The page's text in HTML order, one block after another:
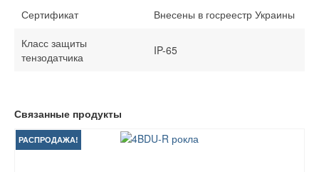
Сертификат
Внесены в госреестр Украины
Класс защиты
тензодатчика
IP-65
Связанные продукты
РАСПРОДАЖА!